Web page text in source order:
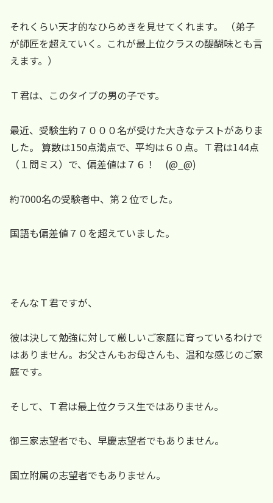
それくらい天才的なひらめきを見せてくれます。 （弟子
が師匠を超えていく。これが最上位クラスの醍醐味とも言
えます。）
Ｔ君は、このタイプの男の子です。
最近、受験生約７０００名が受けた大きなテストがありま
した。 算数は150点満点で、平均は６０点。Ｔ君は144点
（１問ミス）で、偏差値は７６！ (@_@)
約7000名の受験者中、第２位でした。
国語も偏差値７０を超えていました。
そんなＴ君ですが、
彼は決して勉強に対して厳しいご家庭に育っているわけで
はありません。お父さんもお母さんも、温和な感じのご家
庭です。
そして、Ｔ君は最上位クラス生ではありません。
御三家志望者でも、早慶志望者でもありません。
国立附属の志望者でもありません。